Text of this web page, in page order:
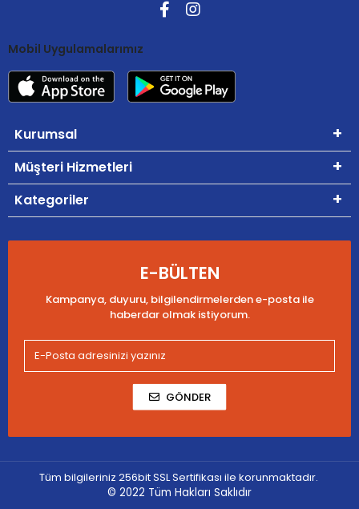
Mobil Uygulamalarımız
Kurumsal
Müşteri Hizmetleri
Kategoriler
E-BÜLTEN
Kampanya, duyuru, bilgilendirmelerden e-posta ile
haberdar olmak istiyorum.
GÖNDER
Tüm bilgileriniz 256bit SSL Sertifikası ile korunmaktadır.
© 2022 Tüm Hakları Saklıdır